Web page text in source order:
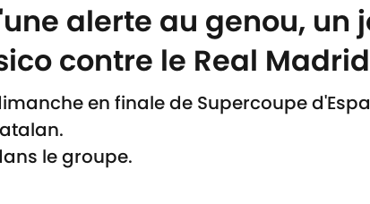
alerte au genou, un
contre le Real Madrid
en finale de Supercoupe
le groupe.